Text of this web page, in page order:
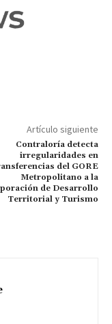
Artículo siguiente
Contraloría detecta
irregularidades en
del GORE
Metropolitano a la
de Desarrollo
Territorial y Turismo